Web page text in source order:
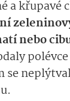
a křupavé
nebo
se